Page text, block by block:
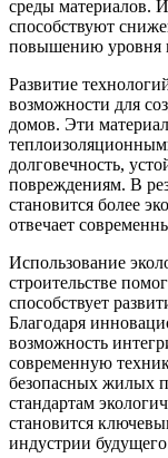
среды материалов.
способствуют
повышению уровня
Развитие
возможности для
домов. Эти
долговечность,
повреждениям. В
становится более
отвечает
Использование
строительстве
способствует
Благодаря
возможность
современную
безопасных жилых
стандартам
становится
индустрии